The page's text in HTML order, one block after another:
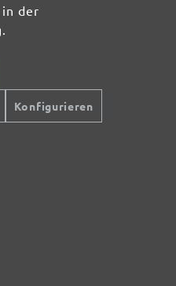
der
Konfigurieren